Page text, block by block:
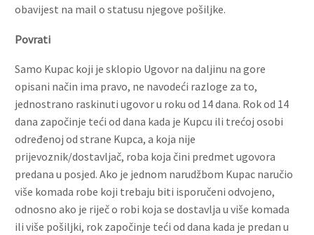
obavijest na mail o statusu njegove pošiljke.
Povrati
Samo Kupac koji je sklopio Ugovor na daljinu na gore
opisani način ima pravo, ne navodeći razloge za to,
jednostrano raskinuti ugovor u roku od 14 dana. Rok od 14
dana započinje teći od dana kada je Kupcu ili trećoj osobi
određenoj od strane Kupca, a koja nije
prijevoznik/dostavljač, roba koja čini predmet ugovora
predana u posjed. Ako je jednom narudžbom Kupac naručio
više komada robe koji trebaju biti isporučeni odvojeno,
odnosno ako je riječ o robi koja se dostavlja u više komada
ili više pošiljki, rok započinje teći od dana kada je predan u